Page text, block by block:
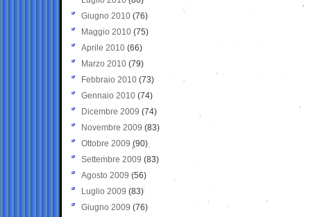
Giugno 2010 (76)
Maggio 2010 (75)
Aprile 2010 (66)
Marzo 2010 (79)
Febbraio 2010 (73)
Gennaio 2010 (74)
Dicembre 2009 (74)
Novembre 2009 (83)
Ottobre 2009 (90)
Settembre 2009 (83)
Agosto 2009 (56)
Luglio 2009 (83)
Giugno 2009 (76)